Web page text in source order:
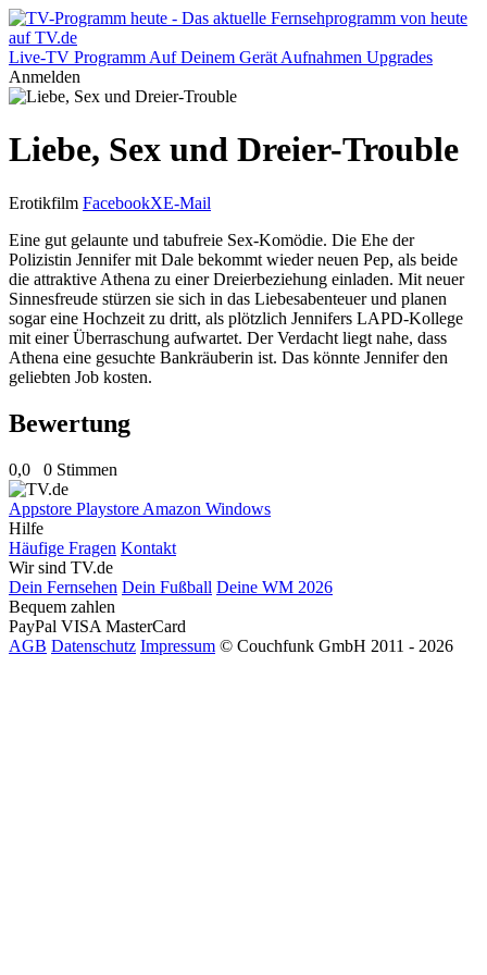
Live-TV Programm Auf Deinem Gerät Aufnahmen Upgrades
Anmelden
Liebe, Sex und Dreier-Trouble
Erotikfilm FacebookXE-Mail
Eine gut gelaunte und tabufreie Sex-Komödie. Die Ehe der
Polizistin Jennifer mit Dale bekommt wieder neuen Pep, als beide
die attraktive Athena zu einer Dreierbeziehung einladen. Mit neuer
Sinnesfreude stürzen sie sich in das Liebesabenteuer und planen
sogar eine Hochzeit zu dritt, als plötzlich Jennifers LAPD-Kollege
mit einer Überraschung aufwartet. Der Verdacht liegt nahe, dass
Athena eine gesuchte Bankräuberin ist. Das könnte Jennifer den
geliebten Job kosten.
Bewertung
0,0 0 Stimmen
Appstore Playstore Amazon Windows
Hilfe
Häufige Fragen Kontakt
Wir sind TV.de
Dein Fernsehen Dein Fußball Deine WM 2026
Bequem zahlen
PayPal VISA MasterCard
AGB Datenschutz Impressum © Couchfunk GmbH 2011 - 2026